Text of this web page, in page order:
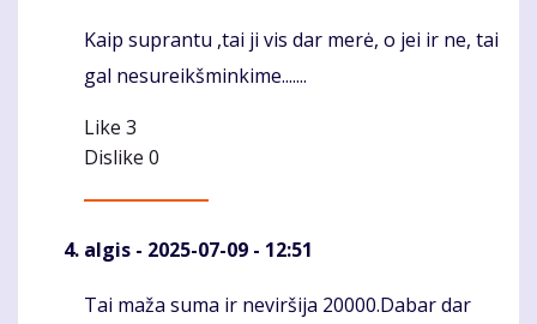
Komentaras
Kaip suprantu ,tai ji vis dar merė, o jei ir ne, tai
gal nesureikšminkime.......
Like 3
Dislike 0
algis - 2025-07-09 - 12:51
Komentaras
Tai maža suma ir neviršija 20000.Dabar dar